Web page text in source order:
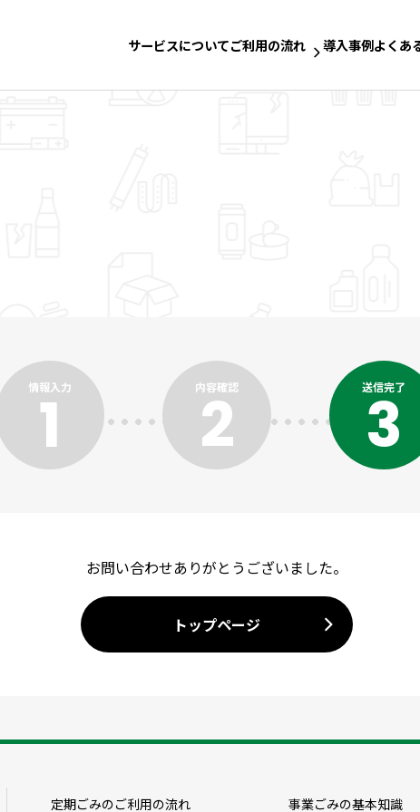
サービスについてご利用の流れ 導入事例よくあ
1
情報入力 2
内容確認 3
送信完了
お問い合わせありがとうございました。
トップページ
定期ごみのご利用の流れ 事業ごみの基本知識